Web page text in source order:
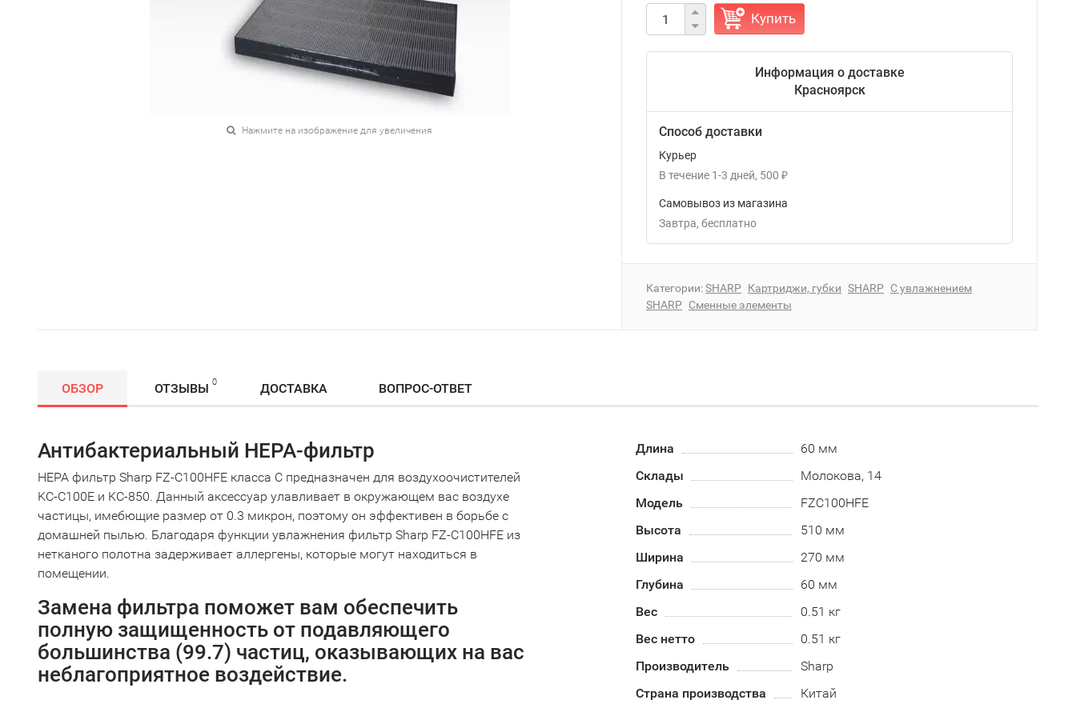
Нажмите на изображение для увеличения
Купить
Информация о доставке
Красноярск
Способ доставки
Курьер
В течение 1-3 дней 500 ₽
Самовывоз из магазина
Завтра
Бесплатно
Категории:SHARP Картриджи, губки SHARP С увлажнением
SHARP Сменные элементы
ОБЗОР ОТЗЫВЫ 0 ДОСТАВКА ВОПРОС-ОТВЕТ
Антибактериальный HEPA-фильтр
HEPA фильтр Sharp FZ-C100HFE класса C предназначен для воздухоочистителей
KC-C100E и KC-850. Данный аксессуар улавливает в окружающем вас воздухе
частицы, имебющие размер от 0.3 микрон, поэтому он эффективен в борьбе с
домашней пылью. Благодаря функции увлажнения фильтр Sharp FZ-C100HFE из
нетканого полотна задерживает аллергены, которые могут находиться в
помещении.
Замена фильтра поможет вам обеспечить
полную защищенность от подавляющего
большинства (99.7) частиц, оказывающих на вас
неблагоприятное воздействие.
Длина
60 мм
Склады
Молокова, 14
Модель
FZC100HFE
Высота
510 мм
Ширина
270 мм
Глубина
60 мм
Вес
0.51 кг
Вес нетто
0.51 кг
Производитель
Sharp
Страна производства
Китай